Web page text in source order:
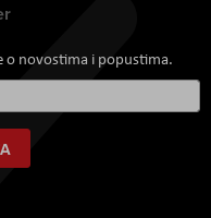
o novostima i popustima.